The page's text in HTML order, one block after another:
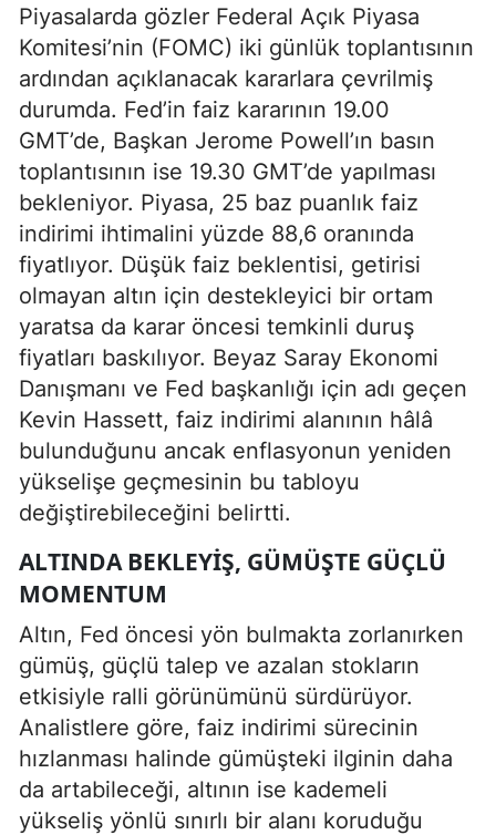
Piyasalarda gözler Federal Açık Piyasa
Komitesi’nin (FOMC) iki günlük toplantısının
ardından açıklanacak kararlara çevrilmiş
durumda. Fed’in faiz kararının 19.00
GMT’de, Başkan Jerome Powell’ın basın
toplantısının ise 19.30 GMT’de yapılması
bekleniyor. Piyasa, 25 baz puanlık faiz
indirimi ihtimalini yüzde 88,6 oranında
fiyatlıyor. Düşük faiz beklentisi, getirisi
olmayan altın için destekleyici bir ortam
yaratsa da karar öncesi temkinli duruş
fiyatları baskılıyor. Beyaz Saray Ekonomi
Danışmanı ve Fed başkanlığı için adı geçen
Kevin Hassett, faiz indirimi alanının hâlâ
bulunduğunu ancak enflasyonun yeniden
yükselişe geçmesinin bu tabloyu
değiştirebileceğini belirtti.
ALTINDA BEKLEYIŞ, GÜMÜŞTE GÜÇLÜ
MOMENTUM
Altın, Fed öncesi yön bulmakta zorlanırken
gümüş, güçlü talep ve azalan stokların
etkisiyle ralli görünümünü sürdürüyor.
Analistlere göre, faiz indirimi sürecinin
hızlanması halinde gümüşteki ilginin daha
da artabileceği, altının ise kademeli
yükseliş yönlü sınırlı bir alanı koruduğu